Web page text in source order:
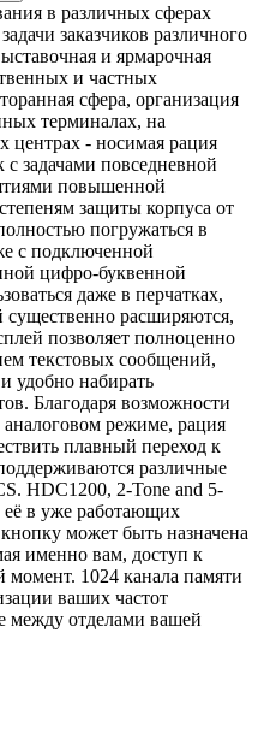
в различных сферах
заказчиков различного
и ярмарочная
и частных
сфера, организация
терминалах, на
центрах - носимая рация
задачами повседневной
повышенной
защиты корпуса от
погружаться в
с подключенной
цифро-буквенной
даже в перчатках,
расширяются,
позволяет полноценно
текстовых сообщений,
удобно набирать
Благодаря возможности
аналоговом режиме, рация
плавный переход к
различные
HDC1200, 2-Tone and 5-
её в уже работающих
может быть назначена
именно вам, доступ к
момент. 1024 канала памяти
ваших частот
между отделами вашей